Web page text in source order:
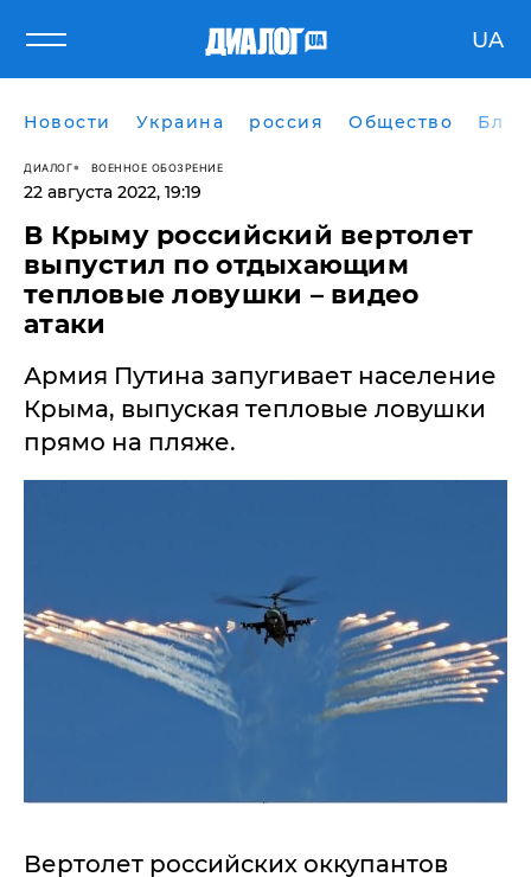
UA
Новости Украина россия Общество
ДИАЛОГ ВОЕННОЕ ОБОЗРЕНИЕ
22 августа 2022, 19:19
В Крыму российский вертолет
выпустил по отдыхающим
тепловые ловушки – видео
атаки
Армия Путина запугивает население
Крыма, выпуская тепловые ловушки
прямо на пляже.
Вертолет российских оккупантов